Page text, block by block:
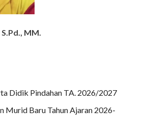
MM.
Didik Pindahan TA. 2026/2027
Murid Baru Tahun Ajaran 2026-